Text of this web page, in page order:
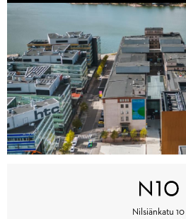
Nilsiänkatu 10